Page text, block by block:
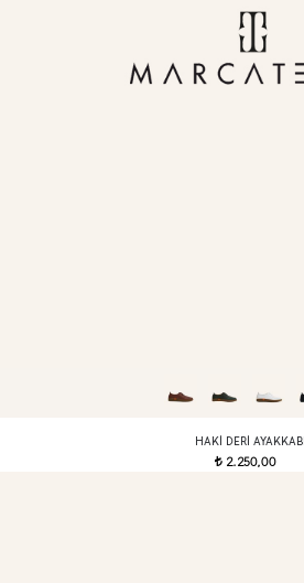
HAKI DERI AYAKKABI
t 2.250,00